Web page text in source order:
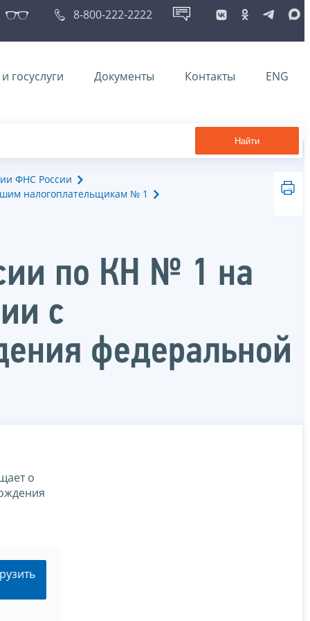
8-800-222-2222
госуслуги Документы Контакты ENG
Найти
ФНС России
налогоплательщикам № 1
по КН № 1 на
с
федеральной
о